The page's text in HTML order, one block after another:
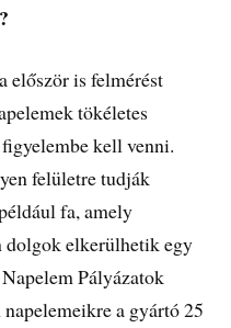
először is felmérést
tökéletes
kell venni.
felületre tudják
fa, amely
dolgok elkerülhetik egy
Pályázatok
a gyártó 25